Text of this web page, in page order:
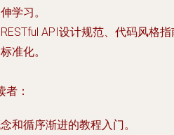
学习。
RESTful API设计规范、代码风格指
准化。
：
和循序渐进的教程入门。